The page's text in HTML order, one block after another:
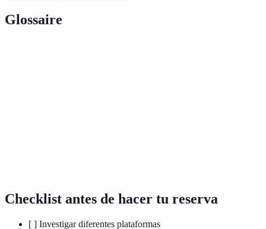
Glossaire
Checklist antes de hacer tu reserva
[ ] Investigar diferentes plataformas